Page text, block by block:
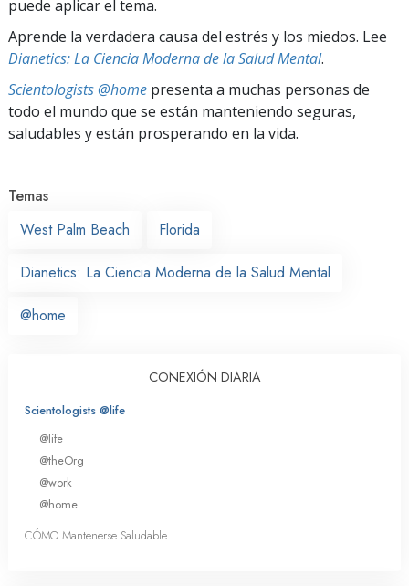
puede aplicar el tema.
Aprende la verdadera causa del estrés y los miedos. Lee
Dianetics: La Ciencia Moderna de la Salud Mental.
Scientologists @home presenta a muchas personas de
todo el mundo que se están manteniendo seguras,
saludables y están prosperando en la vida.
Temas
West Palm Beach
Florida
Dianetics: La Ciencia Moderna de la Salud Mental
@home
CONEXIÓN DIARIA
Scientologists @life
@life
@theOrg
@work
@home
CÓMO Mantenerse Saludable